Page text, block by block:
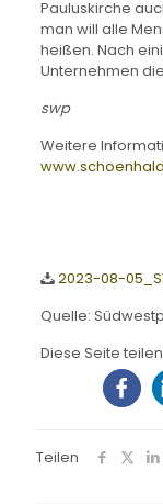
Pauluskirche
man will alle
heißen. Nach
Unternehmen
swp
Weitere
2023-08-
Quelle:
Diese Seite teilen
Teilen